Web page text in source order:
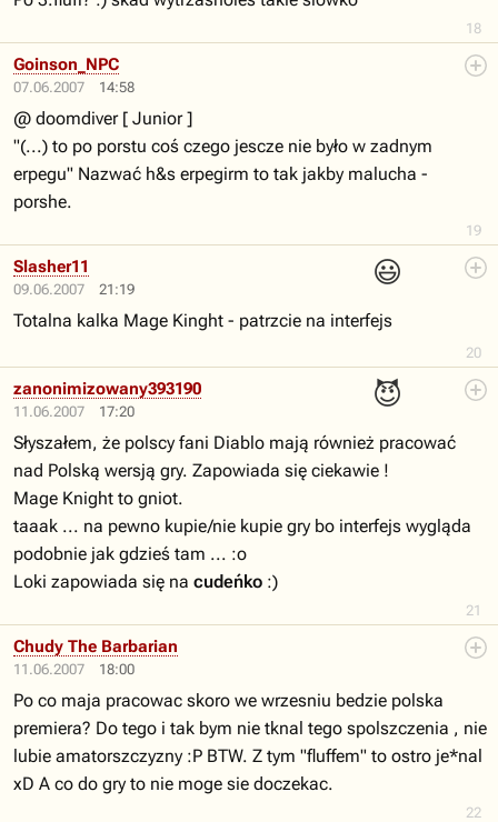
18
07.06.2007 14:58
19
Goinson_NPC
@ doomdiver [ Junior ]
"(...) to po porstu coś czego jescze nie było w zadnym
erpegu" Nazwać h&s erpegirm to tak jakby malucha -
porshe.
09.06.2007 21:19
😃
20
Slasher11
Totalna kalka Mage Kinght - patrzcie na interfejs
11.06.2007 17:20
😈
21
zanonimizowany393190
Słyszałem, że polscy fani Diablo mają również pracować
nad Polską wersją gry. Zapowiada się ciekawie !
Mage Knight to gniot.
taaak ... na pewno kupie/nie kupie gry bo interfejs wygląda
podobnie jak gdzieś tam ... :o
Loki zapowiada się na cudeńko :)
11.06.2007 18:00
22
Chudy The Barbarian
Po co maja pracowac skoro we wrzesniu bedzie polska
premiera? Do tego i tak bym nie tknal tego spolszczenia , nie
lubie amatorszczyzny :P BTW. Z tym "fluffem" to ostro je*nal
xD A co do gry to nie moge sie doczekac.